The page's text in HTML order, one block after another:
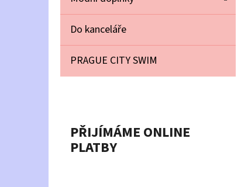
Do kanceláře
PRAGUE CITY SWIM
PŘIJÍMÁME ONLINE
PLATBY
490 Kč